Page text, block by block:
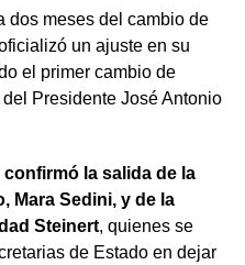
dos meses del cambio de
un ajuste en su
el primer cambio de
Presidente José Antonio
la salida de la
Mara Sedini, y de la
Steinert, quienes se
de Estado en dejar